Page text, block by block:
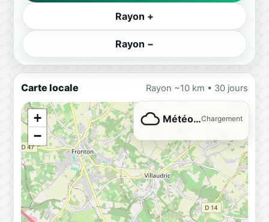
Rayon +
Rayon −
Carte locale Rayon ~10 km • 30 jours
+
−
Météo…Chargement